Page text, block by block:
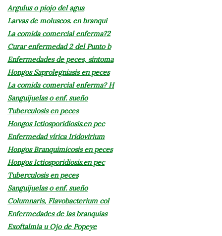
Argulus o piojo del agua
Larvas de moluscos. en branqui
La comida comercial enferma?2
Curar enfermedad 2 del Punto b
Enfermedades de peces, síntoma
Hongos Saprolegniasis en peces
La comida comercial enferma? H
Sanguijuelas o enf. sueño
Tuberculosis en peces
Hongos Ictiosporidiosis.en pec
Enfermedad vírica Iridovirium
Hongos Branquimicosis en peces
Hongos Ictiosporidiosis.en pec
Tuberculosis en peces
Sanguijuelas o enf. sueño
Columnaris, Flavobacterium col
Enfermedades de las branquias
Exoftalmia u Ojo de Popeye